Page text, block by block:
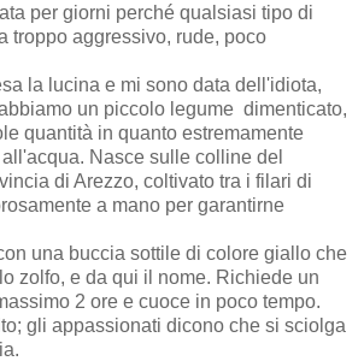
per giorni perché qualsiasi tipo di
troppo aggressivo, rude, poco
la lucina e mi sono data dell'idiota,
un piccolo legume dimenticato,
quantità in quanto estremamente
Nasce sulle colline del
di Arezzo, coltivato tra i filari di
a mano per garantirne
una buccia sottile di colore giallo che
zolfo, e da qui il nome. Richiede un
2 ore e cuoce in poco tempo.
gli appassionati dicono che si sciolga